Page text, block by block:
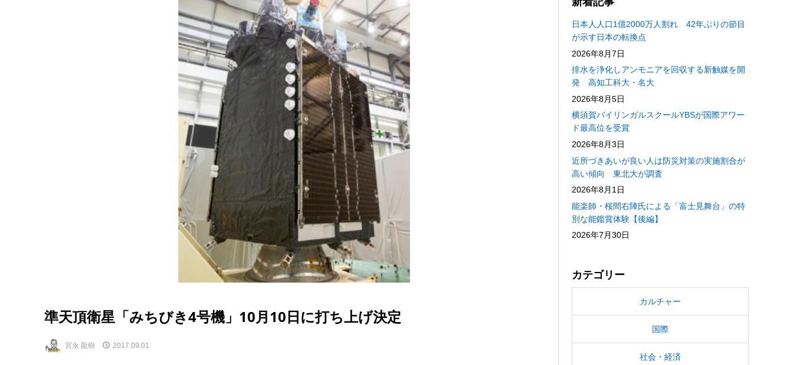
準天頂衛星「みちびき4号機」10月10日に打ち上げ決定
宮永 龍樹 2017.09.01
日本人人口1億2000万人割れ 42年ぶりの節目
が示す日本の転換点
2026年8月7日
排水を浄化しアンモニアを回収する新触媒を開
発 高知工科大・名大
2026年8月5日
横須賀バイリンガルスクールYBSが国際アワー
ド最高位を受賞
2026年8月3日
近所づきあいが良い人は防災対策の実施割合が
高い傾向 東北大が調査
2026年8月1日
能楽師・桜間右陣氏による「富士見舞台」の特
別な能鑑賞体験【後編】
2026年7月30日
カテゴリー
カルチャー
国際
社会・経済